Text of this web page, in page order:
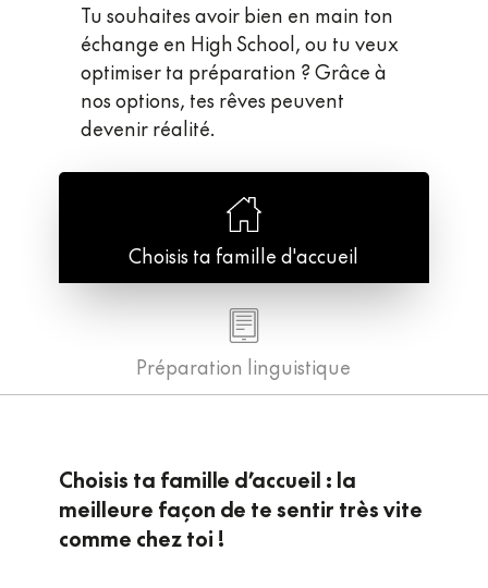
Tu souhaites avoir bien en main ton
échange en High School, ou tu veux
optimiser ta préparation ? Grâce à
nos options, tes rêves peuvent
devenir réalité.
Choisis ta famille d'accueil
Préparation linguistique
Choisis ta famille d’accueil : la
meilleure façon de te sentir très vite
comme chez toi !